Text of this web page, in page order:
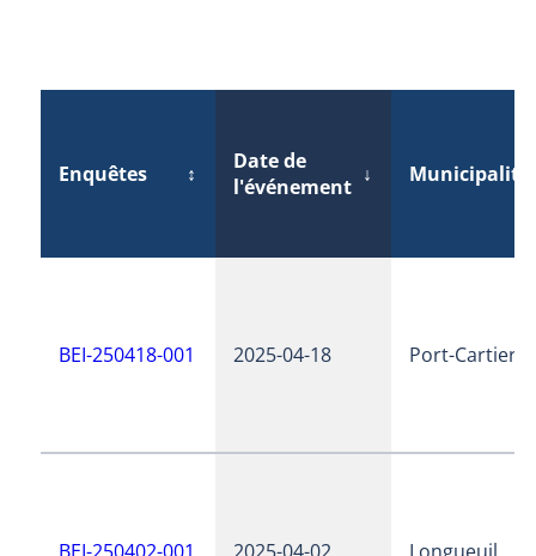
Enquêtes ↕
Date de
l'événement ↓ Municipalité
BEI-250418-001 2025-04-18 Port-Cartier